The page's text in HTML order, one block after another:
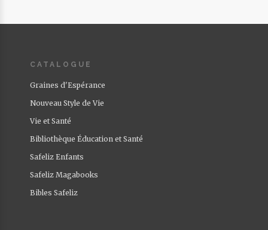
CATALOGUE
Graines d'Espérance
Nouveau Style de Vie
Vie et Santé
Bibliothèque Éducation et Santé
Safeliz Enfants
Safeliz Magabooks
Bibles Safeliz